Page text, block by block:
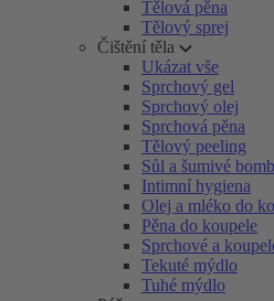
Tělová pěna
Tělový sprej
Čištění těla
Ukázat vše
Sprchový gel
Sprchový olej
Sprchová pěna
Tělový peeling
Sůl a šumivé
Intimní hygiena
Olej a mléko do
Pěna do koupele
Sprchové a
Tekuté mýdlo
Tuhé mýdlo